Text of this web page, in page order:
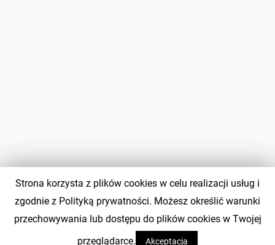
Strona korzysta z plików cookies w celu realizacji usług i
zgodnie z Polityką prywatności. Możesz określić warunki
przechowywania lub dostępu do plików cookies w Twojej
przeglądarce.
Akceptacja